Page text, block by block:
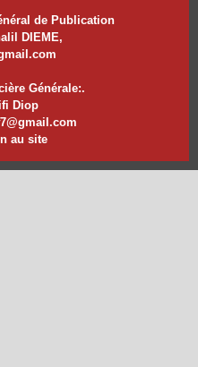
de Publication
DIEME,
Générale:.
Diop
au site